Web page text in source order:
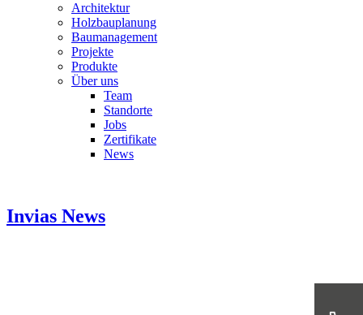
Architektur
Holzbauplanung
Baumanagement
Projekte
Produkte
Über uns
Team
Standorte
Jobs
Zertifikate
News
Invias News